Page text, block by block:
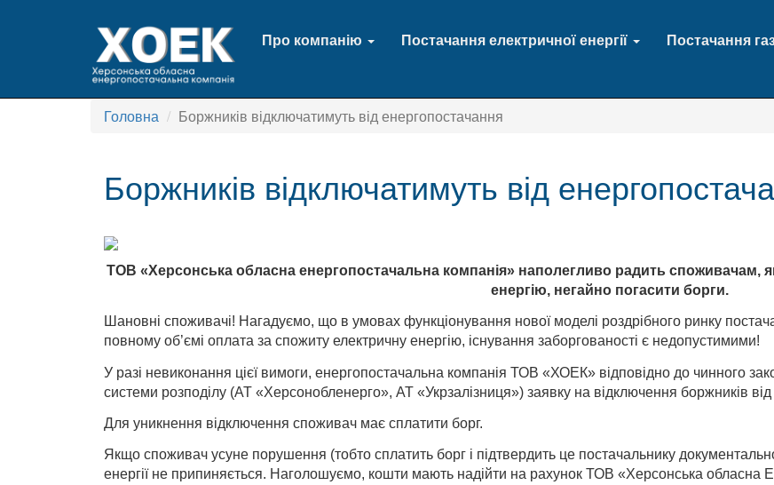
Про компанію Постачання електричної енергії Постачання
Головна Боржників відключатимуть від енергопостачання
Боржників відключатимуть від
ТОВ «Херсонська обласна енергопостачальна компанія» наполегливо радить споживачам,
енергію, негайно погасити борги.
Шановні споживачі! Нагадуємо, що в умовах функціонування нової моделі роздрібного ринку
повному об’ємі оплата за спожиту електричну енергію, існування заборгованості є недопустимими!
У разі невиконання цієї вимоги, енергопостачальна компанія ТОВ «ХОЕК» відповідно до чинного
системи розподілу (АТ «Херсонобленерго», АТ «Укрзалізниця») заявку на відключення боржників від
Для уникнення відключення споживач має сплатити борг.
Якщо споживач усуне порушення (тобто сплатить борг і підтвердить це постачальнику
енергії не припиняється. Наголошуємо, кошти мають надійти на рахунок ТОВ «Херсонська обласна